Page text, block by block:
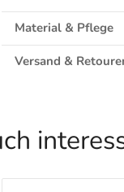
Material & Pflege
Versand &